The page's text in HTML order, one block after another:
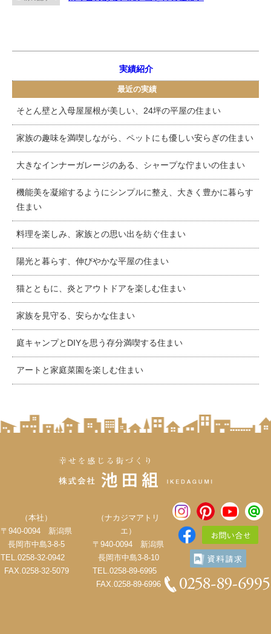
実績紹介
最近の実績
そとん壁と入母屋屋根が美しい、24坪の平屋の住まい
家族の趣味を満喫しながら、ペットにも優しい安らぎの住まい
大きなインナーガレージのある、シャープな佇まいの住まい
機能美を凝縮するようにシンプルに整え、大きく豊かに暮らす
住まい
料理を楽しみ、家族との思い出を紡ぐ住まい
陽光と暮らす、伸びやかな平屋の住まい
猫とともに、炎とアウトドアを楽しむ住まい
家族を見守る、安らかな住まい
庭キャンプとDIYを思う存分満喫する住まい
アートと家庭菜園を楽しむ住まい
（本社）
〒940-0094 新潟県
長岡市中島3-8-5
TEL.0258-32-0942
FAX.0258-32-5079
（ナカジマアトリ
エ）
〒940-0094 新潟県
長岡市中島3-8-10
TEL.0258-89-6995
FAX.0258-89-6996